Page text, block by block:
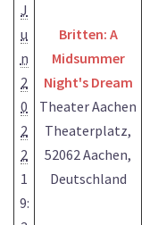
J
u
n
2
0
2
2
1
9:
Britten: A
Midsummer
Night's Dream
Theater Aachen
Theaterplatz,
52062 Aachen,
Deutschland